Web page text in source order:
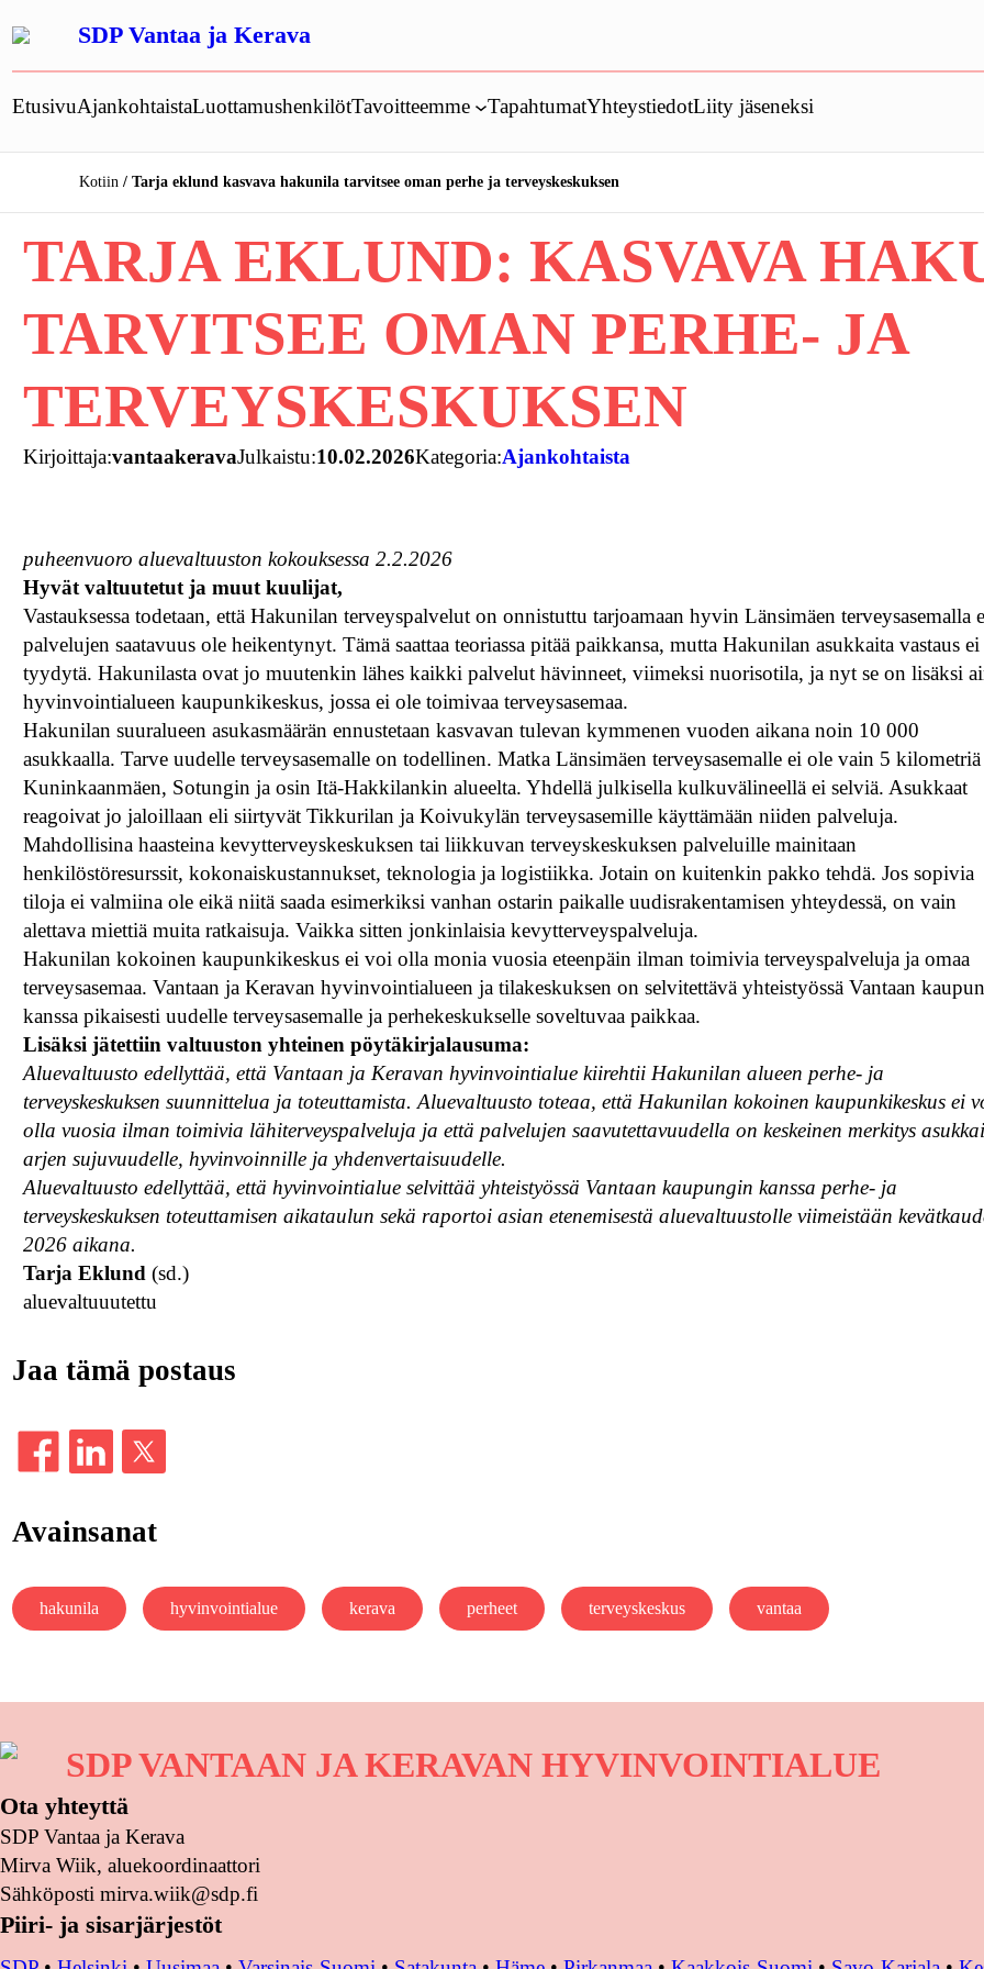
sisältöön
SDP Vantaa ja Kerava
EtusivuAjankohtaistaLuottamushenkilötTavoitteemme TapahtumatYhteystiedotLiity jäseneksi
Kotiin Tarja eklund kasvava hakunila tarvitsee oman perhe ja terveyskeskuksen
TARJA EKLUND: KASVAVA
TARVITSEE OMAN PERHE- JA
TERVEYSKESKUKSEN
Kirjoittaja:vantaakeravaJulkaistu:10.02.2026Kategoria:Ajankohtaista
puheenvuoro aluevaltuuston kokouksessa 2.2.2026
Hyvät valtuutetut ja muut kuulijat,
Vastauksessa todetaan, että Hakunilan terveyspalvelut on onnistuttu tarjoamaan hyvin Länsimäen terveysasemalla
palvelujen saatavuus ole heikentynyt. Tämä saattaa teoriassa pitää paikkansa, mutta Hakunilan asukkaita vastaus ei
tyydytä. Hakunilasta ovat jo muutenkin lähes kaikki palvelut hävinneet, viimeksi nuorisotila, ja nyt se on lisäksi
hyvinvointialueen kaupunkikeskus, jossa ei ole toimivaa terveysasemaa.
Hakunilan suuralueen asukasmäärän ennustetaan kasvavan tulevan kymmenen vuoden aikana noin 10 000
asukkaalla. Tarve uudelle terveysasemalle on todellinen. Matka Länsimäen terveysasemalle ei ole vain 5 kilometriä
Kuninkaanmäen, Sotungin ja osin Itä-Hakkilankin alueelta. Yhdellä julkisella kulkuvälineellä ei selviä. Asukkaat
reagoivat jo jaloillaan eli siirtyvät Tikkurilan ja Koivukylän terveysasemille käyttämään niiden palveluja.
Mahdollisina haasteina kevytterveyskeskuksen tai liikkuvan terveyskeskuksen palveluille mainitaan
henkilöstöresurssit, kokonaiskustannukset, teknologia ja logistiikka. Jotain on kuitenkin pakko tehdä. Jos sopivia
tiloja ei valmiina ole eikä niitä saada esimerkiksi vanhan ostarin paikalle uudisrakentamisen yhteydessä, on vain
alettava miettiä muita ratkaisuja. Vaikka sitten jonkinlaisia kevytterveyspalveluja.
Hakunilan kokoinen kaupunkikeskus ei voi olla monia vuosia eteenpäin ilman toimivia terveyspalveluja ja omaa
terveysasemaa. Vantaan ja Keravan hyvinvointialueen ja tilakeskuksen on selvitettävä yhteistyössä Vantaan
kanssa pikaisesti uudelle terveysasemalle ja perhekeskukselle soveltuvaa paikkaa.
Lisäksi jätettiin valtuuston yhteinen pöytäkirjalausuma:
Aluevaltuusto edellyttää, että Vantaan ja Keravan hyvinvointialue kiirehtii Hakunilan alueen perhe- ja
terveyskeskuksen suunnittelua ja toteuttamista. Aluevaltuusto toteaa, että Hakunilan kokoinen kaupunkikeskus ei
olla vuosia ilman toimivia lähiterveyspalveluja ja että palvelujen saavutettavuudella on keskeinen merkitys
arjen sujuvuudelle, hyvinvoinnille ja yhdenvertaisuudelle.
Aluevaltuusto edellyttää, että hyvinvointialue selvittää yhteistyössä Vantaan kaupungin kanssa perhe- ja
terveyskeskuksen toteuttamisen aikataulun sekä raportoi asian etenemisestä aluevaltuustolle viimeistään
2026 aikana.
Tarja Eklund (sd.)
aluevaltuuutettu
Jaa tämä postaus
Avainsanat
hakunila hyvinvointialue kerava perheet terveyskeskus vantaa
SDP VANTAAN JA KERAVAN HYVINVOINTIALUE
Ota yhteyttä
SDP Vantaa ja Kerava
Mirva Wiik, aluekoordinaattori
Sähköposti mirva.wiik@sdp.fi
Piiri- ja sisarjärjestöt